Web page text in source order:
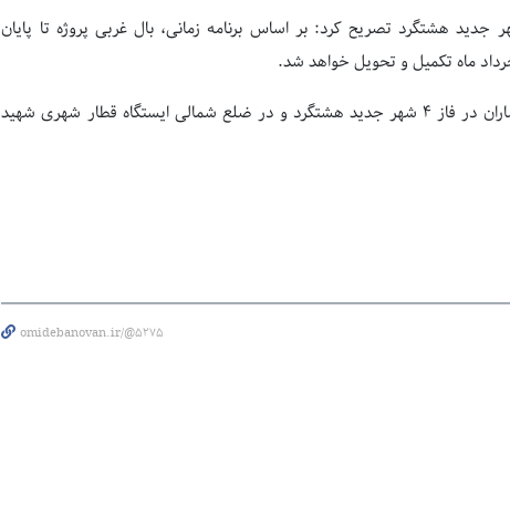
هشتگرد تصریح کرد: بر اساس برنامه زمانی، بال غربی پروژه تا پایان
ماه تکمیل و تحویل خواهد شد.
شایان ذکر است پروژه ویلایی ۶۹۹ واحدی سهندساران در فاز ۴ شهر جدید هشتگرد و در ضلع شمالی ایستگاه قطار شهری شهید
omidebanovan.ir/@5275